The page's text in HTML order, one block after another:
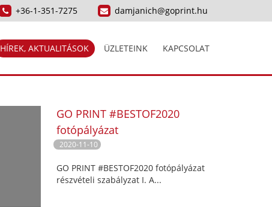
+36-1-351-7275 damjanich@goprint.hu
HÍREK, AKTUALITÁSOK ÜZLETEINK KAPCSOLAT
GO PRINT #BESTOF2020
fotópályázat
2020-11-10
GO PRINT #BESTOF2020 fotópályázat
részvételi szabályzat I. A...